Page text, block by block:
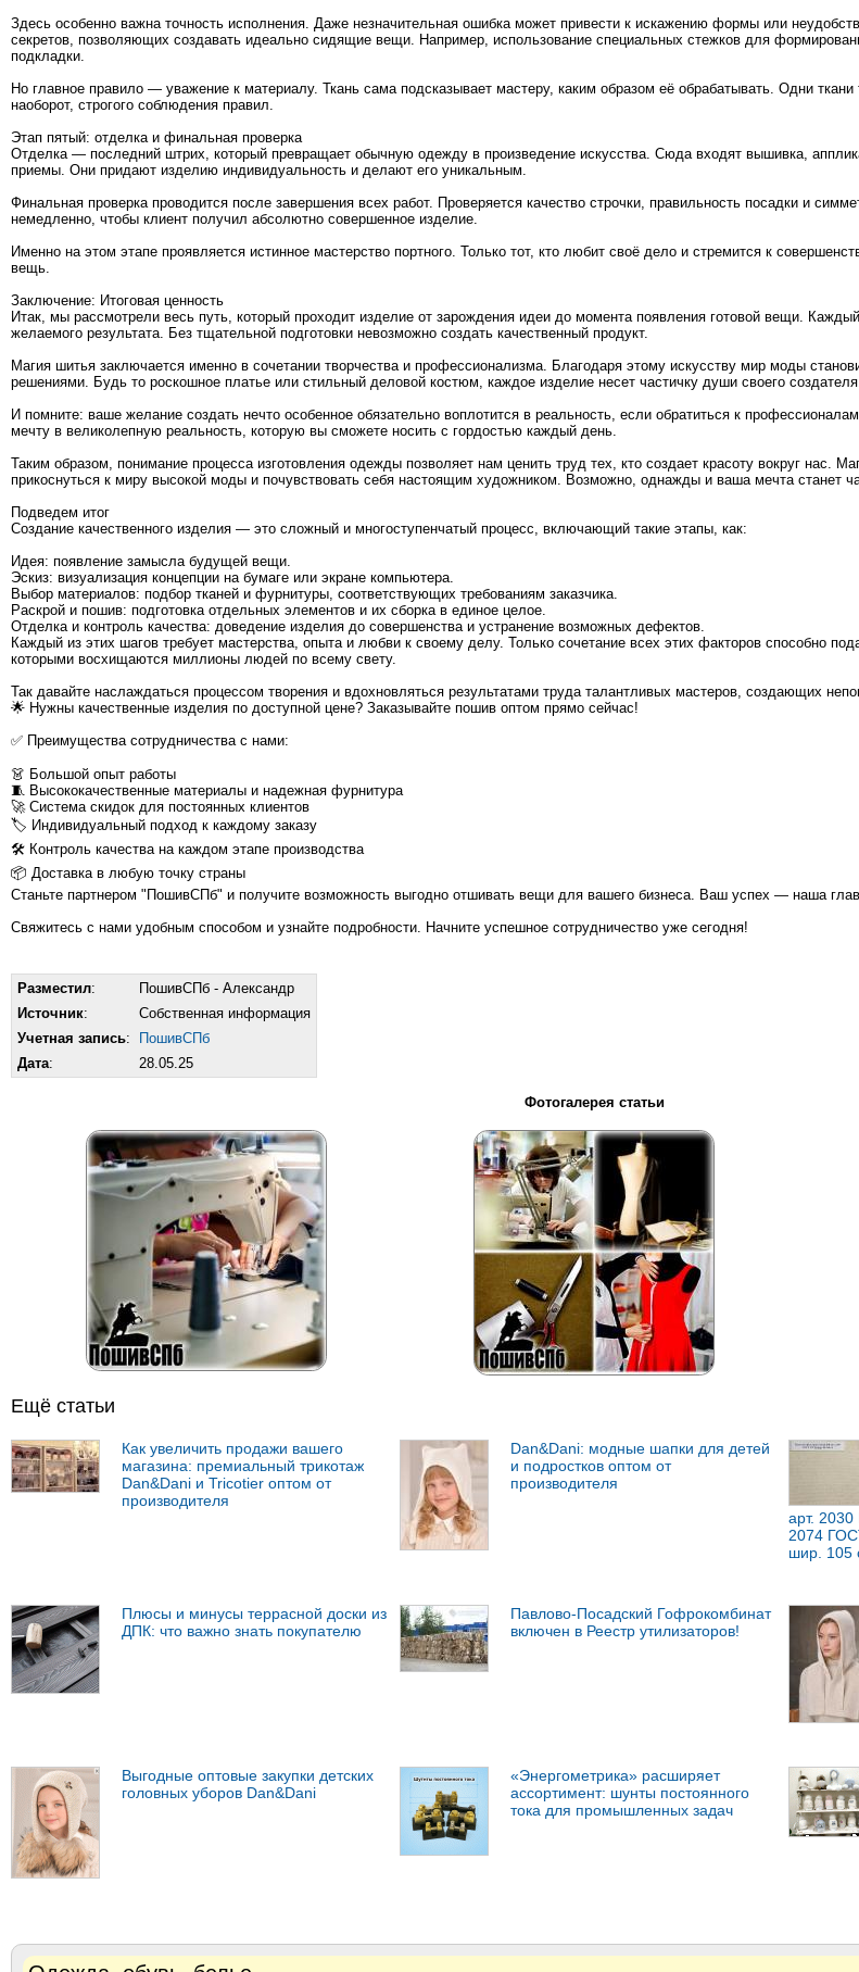
Здесь особенно важна точность исполнения. Даже незначительная ошибка может привести к искажению формы или
секретов, позволяющих создавать идеально сидящие вещи. Например, использование специальных стежков для
подкладки.
Но главное правило — уважение к материалу. Ткань сама подсказывает мастеру, каким образом её обрабатывать. Одни
наоборот, строгого соблюдения правил.
Этап пятый: отделка и финальная проверка
Отделка — последний штрих, который превращает обычную одежду в произведение искусства. Сюда входят вышивка,
приемы. Они придают изделию индивидуальность и делают его уникальным.
Финальная проверка проводится после завершения всех работ. Проверяется качество строчки, правильность посадки и
немедленно, чтобы клиент получил абсолютно совершенное изделие.
Именно на этом этапе проявляется истинное мастерство портного. Только тот, кто любит своё дело и стремится к
вещь.
Заключение: Итоговая ценность
Итак, мы рассмотрели весь путь, который проходит изделие от зарождения идеи до момента появления готовой вещи.
желаемого результата. Без тщательной подготовки невозможно создать качественный продукт.
Магия шитья заключается именно в сочетании творчества и профессионализма. Благодаря этому искусству мир моды
решениями. Будь то роскошное платье или стильный деловой костюм, каждое изделие несет частичку души своего создателя.
И помните: ваше желание создать нечто особенное обязательно воплотится в реальность, если обратиться к
мечту в великолепную реальность, которую вы сможете носить с гордостью каждый день.
Таким образом, понимание процесса изготовления одежды позволяет нам ценить труд тех, кто создает красоту вокруг нас.
прикоснуться к миру высокой моды и почувствовать себя настоящим художником. Возможно, однажды и ваша мечта станет
Подведем итог
Создание качественного изделия — это сложный и многоступенчатый процесс, включающий такие этапы, как:
Идея: появление замысла будущей вещи.
Эскиз: визуализация концепции на бумаге или экране компьютера.
Выбор материалов: подбор тканей и фурнитуры, соответствующих требованиям заказчика.
Раскрой и пошив: подготовка отдельных элементов и их сборка в единое целое.
Отделка и контроль качества: доведение изделия до совершенства и устранение возможных дефектов.
Каждый из этих шагов требует мастерства, опыта и любви к своему делу. Только сочетание всех этих факторов способно
которыми восхищаются миллионы людей по всему свету.
Так давайте наслаждаться процессом творения и вдохновляться результатами труда талантливых мастеров, создающих
🌟 Нужны качественные изделия по доступной цене? Заказывайте пошив оптом прямо сейчас!
✅ Преимущества сотрудничества с нами:
👗 Большой опыт работы
🧵 Высококачественные материалы и надежная фурнитура
🚀 Система скидок для постоянных клиентов
🏷️ Индивидуальный подход к каждому заказу
🛠 Контроль качества на каждом этапе производства
📦 Доставка в любую точку страны
Станьте партнером "ПошивСПб" и получите возможность выгодно отшивать вещи для вашего бизнеса. Ваш успех — наша
Свяжитесь с нами удобным способом и узнайте подробности. Начните успешное сотрудничество уже сегодня!
Разместил:
ПошивСПб - Александр
Источник:
Собственная информация
Учетная запись:
ПошивСПб
Дата: 28.05.25
Фотогалерея статьи
Ещё статьи
Как увеличить продажи вашего
магазина: премиальный трикотаж
Dan&Dani и Tricotier оптом от
производителя
Dan&Dani: модные шапки для детей
и подростков оптом от
производителя
арт.
2074
шир. 105
Плюсы и минусы террасной доски из
ДПК: что важно знать покупателю
Павлово-Посадский Гофрокомбинат
включен в Реестр утилизаторов!
Выгодные оптовые закупки детских
головных уборов Dan&Dani
«Энергометрика» расширяет
ассортимент: шунты постоянного
тока для промышленных задач